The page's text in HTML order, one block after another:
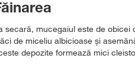
secară, mucegaiul este de
de miceliu albicioase și
depozite formează mici